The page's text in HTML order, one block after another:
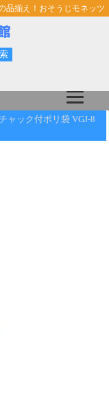
品揃え！おそうじモネッツ
ャック付ポリ袋 VGJ-8